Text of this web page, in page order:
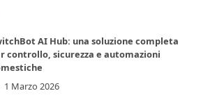
AI Hub: una soluzione completa
controllo, sicurezza e automazioni
1 Marzo 2026